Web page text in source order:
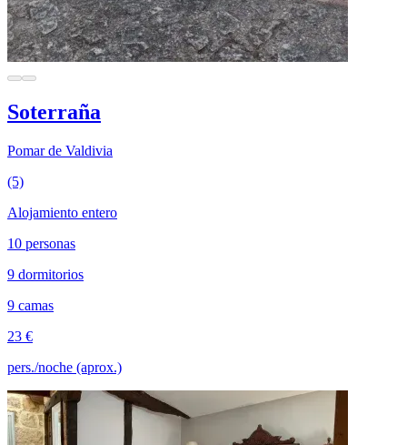
Soterraña
Pomar de Valdivia
(5)
Alojamiento entero
10 personas
9 dormitorios
9 camas
23 €
pers./noche (aprox.)